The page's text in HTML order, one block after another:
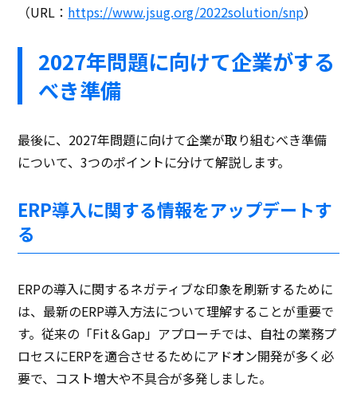
（URL： https://www.jsug.org/2022solution/snp）
2027年問題に向けて企業がする
べき準備
最後に、2027年問題に向けて企業が取り組むべき準備
について、3つのポイントに分けて解説します。
ERP導入に関する情報をアップデートす
る
ERPの導入に関するネガティブな印象を刷新するために
は、最新のERP導入方法について理解することが重要で
す。従来の「Fit＆Gap」アプローチでは、自社の業務プ
ロセスにERPを適合させるためにアドオン開発が多く必
要で、コスト増大や不具合が多発しました。